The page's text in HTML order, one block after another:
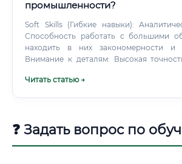
промышленности?
Soft Skills (Гибкие навыки): Аналитический склад ума:
Способность работать с большими
находить в них закономерности и
Внимание к деталям: Высокая
Ошибка в несколько сантиметров может
Читать статью →
❓ Задать вопрос по